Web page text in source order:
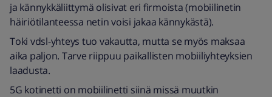
ja kännykkäliittymä olisivat eri firmoista (mobiilinetin
häiriötilanteessa netin voisi jakaa kännykästä).
Toki vdsl-yhteys tuo vakautta, mutta se myös maksaa
aika paljon. Tarve riippuu paikallisten mobiiliyhteyksien
laadusta.
5G kotinetti on mobiilinetti siinä missä muutkin